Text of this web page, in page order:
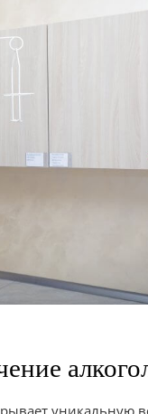
уникальную